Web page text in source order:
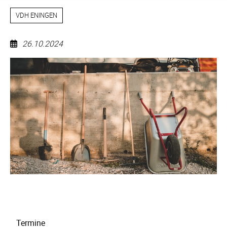
VDH ENINGEN
26.10.2024
Arbeitsdienst
überspringen
Termine